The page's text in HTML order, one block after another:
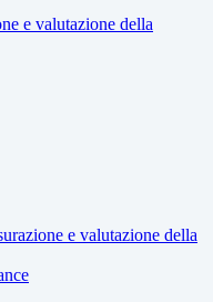
e valutazione della
e valutazione della